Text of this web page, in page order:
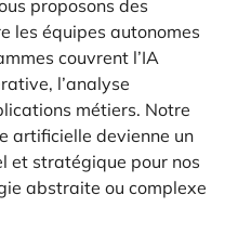
proposons des
les équipes autonomes
couvrent l’IA
l’analyse
métiers. Notre
artificielle devienne un
et stratégique pour nos
abstraite ou complexe